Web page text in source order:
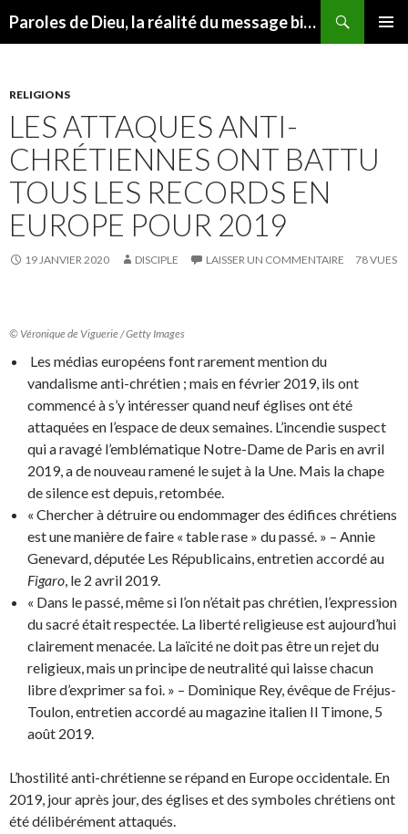
Paroles de Dieu, la réalité du message biblique
RELIGIONS
LES ATTAQUES ANTI-
CHRÉTIENNES ONT BATTU
TOUS LES RECORDS EN
EUROPE POUR 2019
19 JANVIER 2020 DISCIPLE LAISSER UN COMMENTAIRE 78 VUES
© Véronique de Viguerie / Getty Images
Les médias européens font rarement mention du
vandalisme anti-chrétien ; mais en février 2019, ils ont
commencé à s’y intéresser quand neuf églises ont été
attaquées en l’espace de deux semaines. L’incendie suspect
qui a ravagé l’emblématique Notre-Dame de Paris en avril
2019, a de nouveau ramené le sujet à la Une. Mais la chape
de silence est depuis, retombée.
« Chercher à détruire ou endommager des édifices chrétiens
est une manière de faire « table rase » du passé. » – Annie
Genevard, députée Les Républicains, entretien accordé au
Figaro, le 2 avril 2019.
« Dans le passé, même si l’on n’était pas chrétien, l’expression
du sacré était respectée. La liberté religieuse est aujourd’hui
clairement menacée. La laïcité ne doit pas être un rejet du
religieux, mais un principe de neutralité qui laisse chacun
libre d’exprimer sa foi. » – Dominique Rey, évêque de Fréjus-
Toulon, entretien accordé au magazine italien Il Timone, 5
août 2019.
L’hostilité anti-chrétienne se répand en Europe occidentale. En
2019, jour après jour, des églises et des symboles chrétiens ont
été délibérément attaqués.